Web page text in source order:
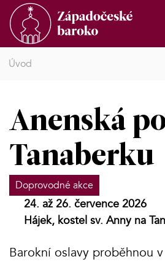
Úvod
Anenská
Tanaberku
Doprovodné akce
24. až 26. července 2026
Hájek, kostel sv. Anny na
Barokní oslavy proběhnou